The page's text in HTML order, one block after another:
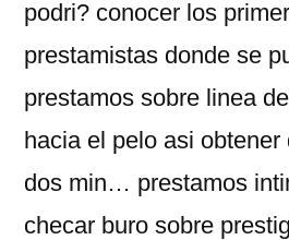
podri? conocer los
prestamistas donde se
prestamos sobre linea
hacia el pelo asi obtener
dos min… prestamos
checar buro sobre